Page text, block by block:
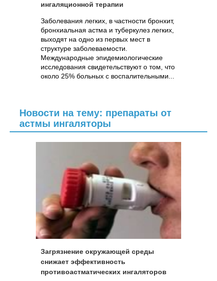
ингаляционной терапии
Заболевания легких, в частности бронхит,
бронхиальная астма и туберкулез легких,
выходят на одно из первых мест в
структуре заболеваемости.
Международные эпидемиологические
исследования свидетельствуют о том, что
около 25% больных с воспалительными...
Новости на тему: препараты от
астмы ингаляторы
Загрязнение окружающей среды
снижает эффективность
противоастматических ингаляторов